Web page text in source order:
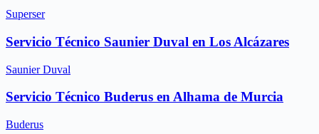
Superser
Servicio Técnico Saunier Duval en Los Alcázares
Saunier Duval
Servicio Técnico Buderus en Alhama de Murcia
Buderus